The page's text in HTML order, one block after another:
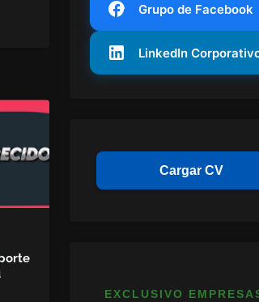
Grupo de Facebook
LinkedIn
Cargar CV
EXCLUSIVO